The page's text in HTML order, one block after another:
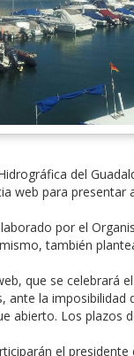
del
web para presentar
por el
también
que se celebrará
ante la imposibilidad
abierto. Los plazos
el